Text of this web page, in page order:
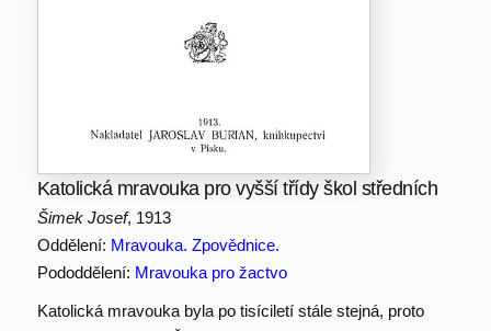
Katolická mravouka pro vyšší třídy škol středních
Šimek Josef, 1913
Oddělení: Mravouka. Zpovědnice.
Pododdělení: Mravouka pro žactvo
Katolická mravouka byla po tisíciletí stále stejná, proto